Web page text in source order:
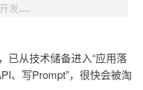
发……
已从技术储备进入“应用落
、写Prompt”，很快会被淘